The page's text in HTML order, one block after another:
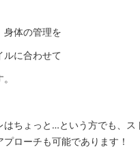
身体の管理を
ルに合わせて
はちょっと…という方でも、ス
ローチも可能であります！